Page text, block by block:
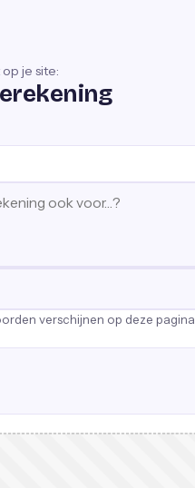
je site:
verschijnen op deze pagina.